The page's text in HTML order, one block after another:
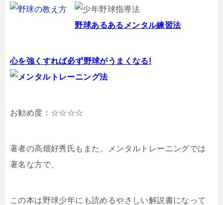
野球あるあるメンタル練習法
心を強くすれば必ず野球がうまくなる!
お勧め度：☆☆☆☆
著者の高畑好秀氏もまた、メンタルトレーニングでは
著名な方で、
この本は野球少年にも読めるやさしい解説書になって